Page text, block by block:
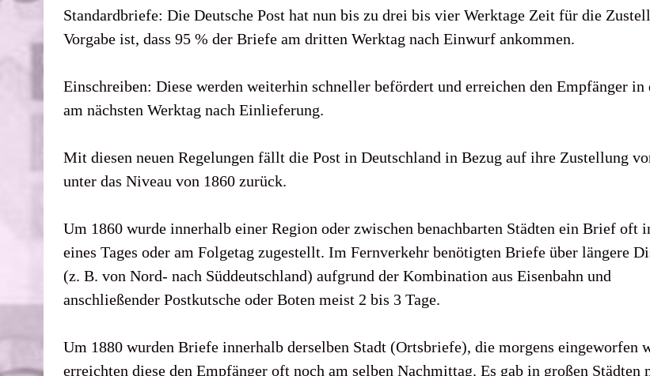
Standardbriefe: Die Deutsche Post hat nun bis zu drei bis vier Werktage Zeit für die
Vorgabe ist, dass 95 % der Briefe am dritten Werktag nach Einwurf ankommen.
Einschreiben: Diese werden weiterhin schneller befördert und erreichen den Empfänger in
am nächsten Werktag nach Einlieferung.
Mit diesen neuen Regelungen fällt die Post in Deutschland in Bezug auf ihre Zustellung
unter das Niveau von 1860 zurück.
Um 1860 wurde innerhalb einer Region oder zwischen benachbarten Städten ein Brief oft
eines Tages oder am Folgetag zugestellt. Im Fernverkehr benötigten Briefe über längere
(z. B. von Nord- nach Süddeutschland) aufgrund der Kombination aus Eisenbahn und
anschließender Postkutsche oder Boten meist 2 bis 3 Tage.
Um 1880 wurden Briefe innerhalb derselben Stadt (Ortsbriefe), die morgens eingeworfen
erreichten diese den Empfänger oft noch am selben Nachmittag. Es gab in großen Städten